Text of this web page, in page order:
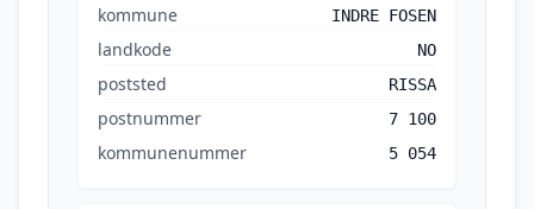
kommune
INDRE FOSEN
landkode NO
poststed RISSA
postnummer 7 100
kommunenummer 5 054